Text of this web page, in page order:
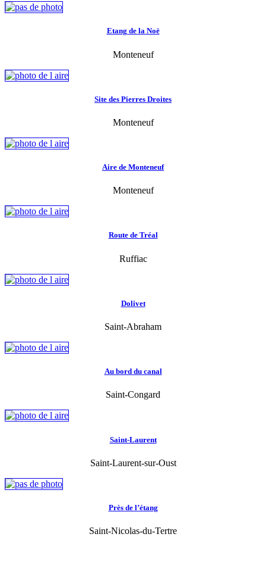
Etang de la Noë
Monteneuf
Site des Pierres Droites
Monteneuf
Aire de Monteneuf
Monteneuf
Route de Tréal
Ruffiac
Dolivet
Saint-Abraham
Au bord du canal
Saint-Congard
Saint-Laurent
Saint-Laurent-sur-Oust
Près de l’étang
Saint-Nicolas-du-Tertre